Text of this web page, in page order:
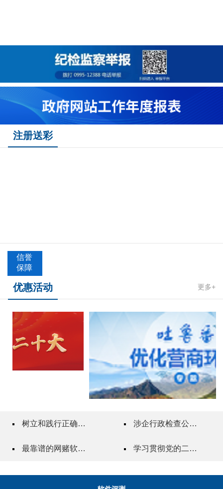
注册送彩
信誉
保障
优惠活动 更多+
树立和践行正确政绩观 涉企行政检查公示专栏
最靠谱的网赌软件"一站式"质量服务指导站 学习贯彻党的二十届三中全会精神